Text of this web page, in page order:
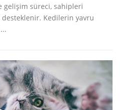
gelişim süreci, sahipleri
Kedilerin yavru